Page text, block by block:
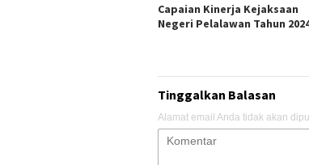
Capaian Kinerja Kejaksaan
Negeri Pelalawan Tahun
Tinggalkan Balasan
Alamat email Anda tidak akan